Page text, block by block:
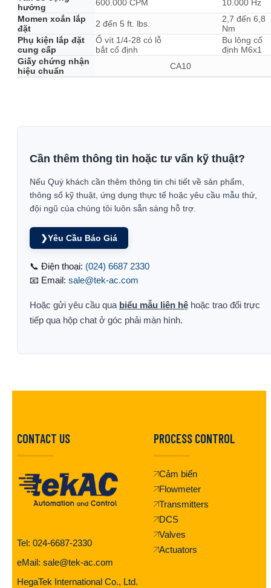
hưởng
600.000 CPM
10.000 Hz
Momen xoắn lắp
đặt
2 đến 5 ft. lbs.
2,7 đến 6,8
Nm
Phụ kiện lắp đặt
cung cấp
Ổ vít 1/4-28 có lỗ
bắt cố định
Bu lông cố
định M6x1
Giấy chứng nhận
hiệu chuẩn
CA10
Cần thêm thông tin hoặc tư vấn kỹ thuật?
Nếu Quý khách cần thêm thông tin chi tiết về sản phẩm,
thông số kỹ thuật, ứng dụng thực tế hoặc yêu cầu mẫu thử,
đội ngũ của chúng tôi luôn sẵn sàng hỗ trợ.
❯Yêu Cầu Báo Giá
📞 Điện thoại: (024) 6687 2330
📧 Email: sale@tek-ac.com
Hoặc gửi yêu cầu qua biểu mẫu liên hệ hoặc trao đổi trực
tiếp qua hộp chat ở góc phải màn hình.
CONTACT US
Tel: 024-6687-2330
eMail: sale@tek-ac.com
HegaTek International Co., Ltd.
PROCESS CONTROL
Cảm biến
Flowmeter
Transmitters
DCS
Valves
Actuators